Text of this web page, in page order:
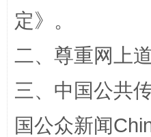
定》。
二、尊重网上
三、中国公共
国公众新闻